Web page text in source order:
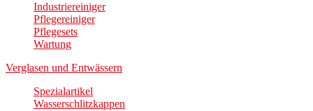
Industriereiniger
Pflegereiniger
Pflegesets
Wartung
Verglasen und Entwässern
Spezialartikel
Wasserschlitzkappen